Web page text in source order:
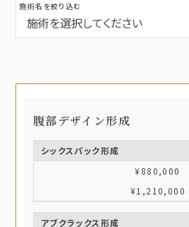
施術名を絞り込む
腹部デザイン形成
シックスパック形成
¥880,000
¥1,210,000
アブクラックス形成